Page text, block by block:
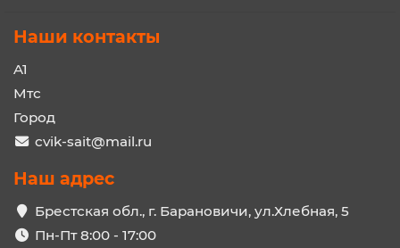
Наши контакты
A1
Мтс
Город
cvik-sait@mail.ru
Наш адрес
Брестская обл., г. Барановичи, ул.Хлебная, 5
Пн-Пт 8:00 - 17:00